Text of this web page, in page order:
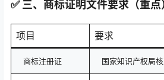
✅ 三、商标证明文件要求（重点
项目 要求
商标注册证 国家知识产权局